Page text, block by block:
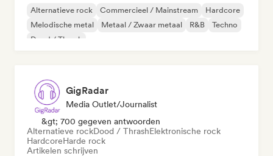
Alternatieve rock Commercieel / Mainstream
Hardcore
Melodische metal
Metaal / Zwaar metaal R&B
Techno
Dood / Thrash
GigRadar
Media Outlet/Journalist
&gt; 700 gegeven antwoorden
Alternatieve rockDood / ThrashElektronische rock
HardcoreHarde rock
Artikelen schrijven